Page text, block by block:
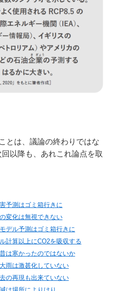
とは、議論の終わりではな
以降も、あれこれ論点を取
予測はゴミ箱行きに
変化は無視できない
デル予測はゴミ箱行きに
計算以上にCO2を吸収する
は寒かったのではないか
雨は激甚化していない
の再現も出来ていない